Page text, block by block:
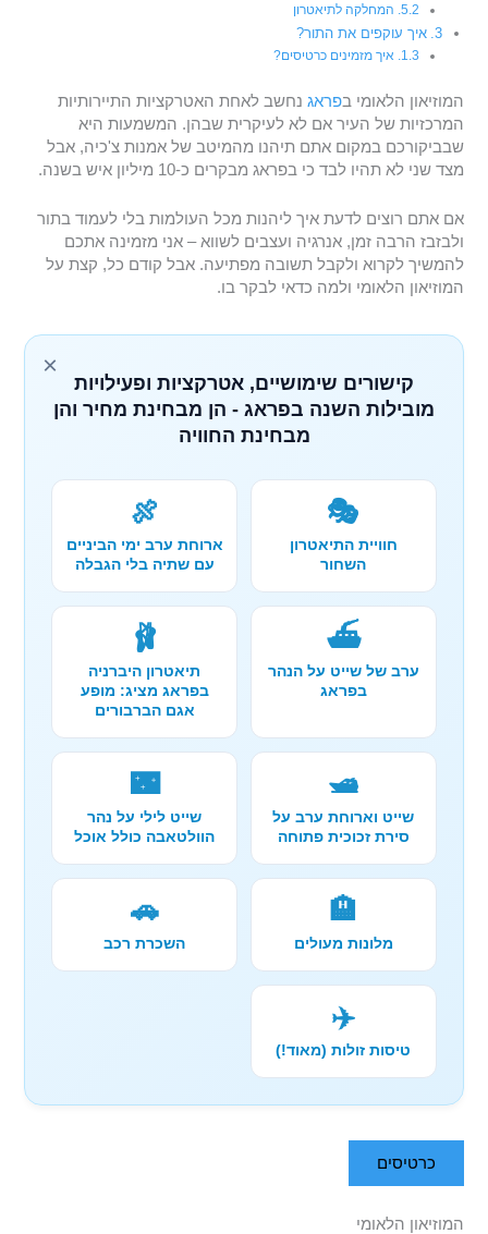
המחלקה לתיאטרון
איך עוקפים את התור?
איך מזמינים כרטיסים?
המוזיאון הלאומי בפראג נחשב לאחת האטרקציות התיירותיות
המרכזיות של העיר אם לא לעיקרית שבהן. המשמעות היא
שבביקורכם במקום אתם תיהנו מהמיטב של אמנות צ'כיה, אבל
מצד שני לא תהיו לבד כי בפראג מבקרים כ-10 מיליון איש בשנה.
אם אתם רוצים לדעת איך ליהנות מכל העולמות בלי לעמוד בתור
ולבזבז הרבה זמן, אנרגיה ועצבים לשווא – אני מזמינה אתכם
להמשיך לקרוא ולקבל תשובה מפתיעה. אבל קודם כל, קצת על
המוזיאון הלאומי ולמה כדאי לבקר בו.
×
קישורים שימושיים, אטרקציות ופעילויות
מובילות השנה בפראג - הן מבחינת מחיר והן
מבחינת החוויה
🎭
חוויית התיאטרון
השחור
🍖
ארוחת ערב ימי הביניים
עם שתיה בלי הגבלה
⛴️
ערב של שייט על הנהר
בפראג
🩰
תיאטרון היברניה
בפראג מציג: מופע
אגם הברבורים
🛥️
שייט וארוחת ערב על
סירת זכוכית פתוחה
🌃
שייט לילי על נהר
הוולטאבה כולל אוכל
🏨
מלונות מעולים
🚗
השכרת רכב
✈️
טיסות זולות (מאוד!)
כרטיסים
המוזיאון הלאומי